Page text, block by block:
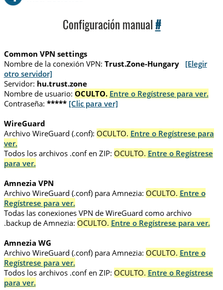
Configuración manual #
Common VPN settings
Nombre de la conexión VPN: Trust.Zone-Hungary
[Elegir
otro servidor]
Servidor: hu.trust.zone
Nombre de usuario: OCULTO. Entre o Regístrese para ver.
Contraseña: ***** [Clic para ver]
WireGuard
Archivo WireGuard (.conf): OCULTO. Entre o Regístrese para
ver.
Todos los archivos .conf en ZIP: OCULTO. Entre o Regístrese
para ver.
Amnezia VPN
Archivo WireGuard (.conf) para Amnezia: OCULTO. Entre o
Regístrese para ver.
Todas las conexiones VPN de WireGuard como archivo
.backup de Amnezia: OCULTO. Entre o Regístrese para ver.
Amnezia WG
Archivo WireGuard (.conf) para Amnezia: OCULTO. Entre o
Regístrese para ver.
Todos los archivos .conf en ZIP: OCULTO. Entre o Regístrese
para ver.